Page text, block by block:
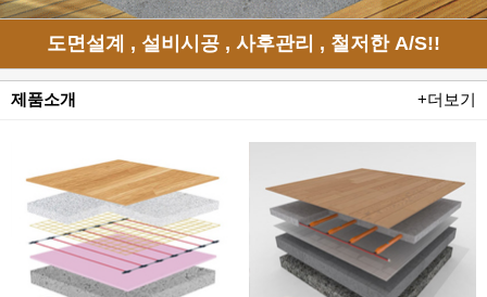
도면설계 , 설비시공 , 사후관리 , 철저한 A/S!!
제품소개 +더보기